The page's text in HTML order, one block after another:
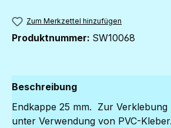
Zum Merkzettel hinzufügen
Produktnummer: SW10068
Beschreibung
Endkappe 25 mm. Zur Verklebung
unter Verwendung von PVC-Kleber.